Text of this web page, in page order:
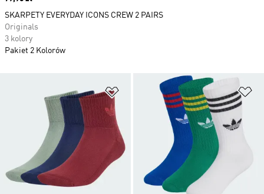
Dodaj do listy życzeń
SKARPETY EVERYDAY ICONS CREW 2 PAIRS
Originals
3 kolory
Pakiet 2 Kolorów